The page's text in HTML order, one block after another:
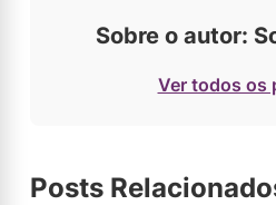
Sobre o autor:
Ver todos os
Posts